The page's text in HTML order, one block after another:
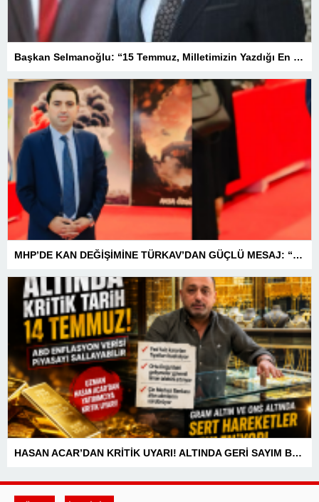
Başkan Selmanoğlu: “15 Temmuz, Milletimizin Yazdığı En Büyük Demokrasi Destanlarından Biridir”
MHP’DE KAN DEĞİŞİMİNE TÜRKAV’DAN GÜÇLÜ MESAJ: “BİRLİK VE BERABERLİKLE DAHA GÜÇLÜYÜZ”
HASAN ACAR’DAN KRİTİK UYARI! ALTINDA GERİ SAYIM BAŞLADI! 14 TEMMUZ’DAKİ VERİ PİYASALARIN YÖNÜNÜ BELİRLEYECEK